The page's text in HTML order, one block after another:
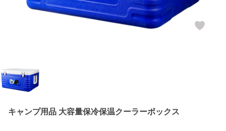
キャンプ用品 大容量保冷保温クーラーボックス